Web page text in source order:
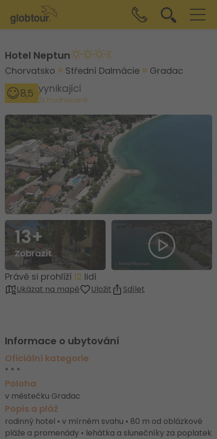
Hotel Neptun
Chorvatsko Střední Dalmácie Gradac
8,5 vynikající
2x hodnocené
13+
Zobrazit
Právě si prohlíží 12 lidí
Ukázat na mapě Uložit Sdílet
Informace o ubytování
Oficiální kategorie
* * *
Poloha
v městečku Gradac
Popis a pláž
rodinný hotel • v mírném svahu • 80 m od oblázkové
pláže a promenády • lehátka a slunečníky za poplatek